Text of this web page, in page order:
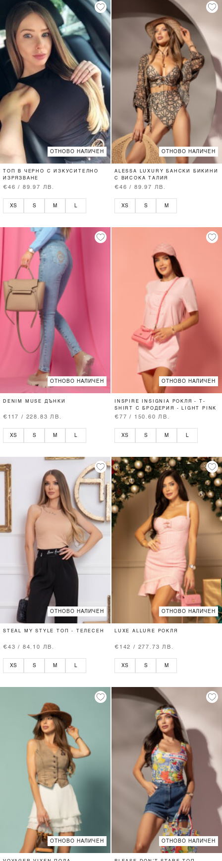
ОТНОВО НАЛИЧЕН
ТОП В ЧЕРНО С ИЗКУСИТЕЛНО
ИЗРЯЗВАНЕ
€46 / 89.97 ЛВ.
XS S M
ОТНОВО НАЛИЧЕН
ALESSA LUXURY БАНСКИ БИКИНИ
С ВИСОКА ТАЛИЯ
€46 / 89.97 ЛВ.
XS S M
ОТНОВО НАЛИЧЕН
DENIM MUSE ДЪНКИ
€117 / 228.83 ЛВ.
XS S M L
ОТНОВО НАЛИЧЕН
INSPIRE INSIGNIA РОКЛЯ - T-
SHIRT С БРОДЕРИЯ - LIGHT PINK
€77 / 150.60 ЛВ.
XS S M L
ОТНОВО НАЛИЧЕН
STEAL MY STYLE ТОП - ТЕЛЕСЕН
€43 / 84.10 ЛВ.
XS S M
ОТНОВО НАЛИЧЕН
LUXE ALLURE РОКЛЯ
€142 / 277.73 ЛВ.
XS S M
ОТНОВО НАЛИЧЕН ОТНОВО НАЛИЧЕН